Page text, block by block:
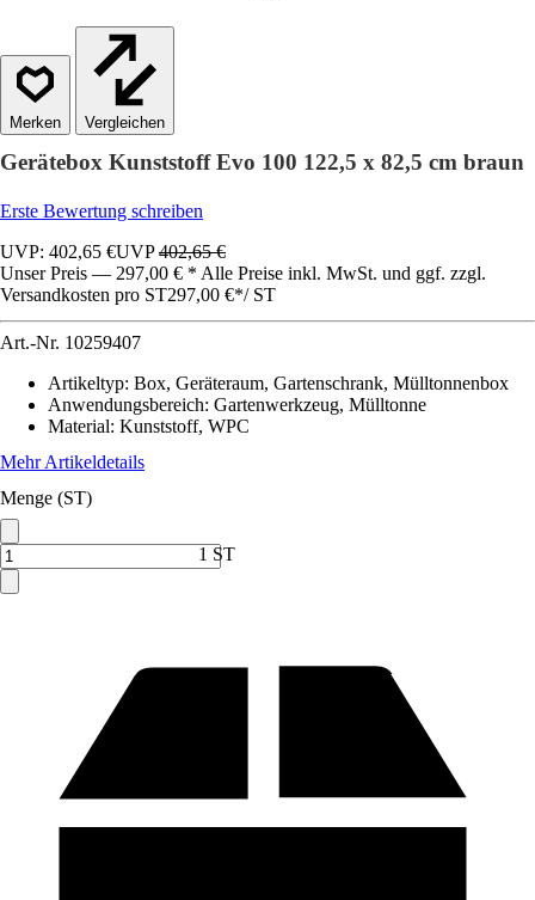
Vergleichen
Gerätebox Kunststoff Evo 100 122,5 x 82,5 cm braun
Erste Bewertung schreiben
UVP: 402,65 €UVP402,65 €
Unser Preis — 297,00 € * Alle Preise inkl. MwSt. und ggf. zzgl.
Versandkosten pro ST297,00 €*/ ST
Art.-Nr. 10259407
Artikeltyp: Box, Geräteraum, Gartenschrank, Mülltonnenbox
Anwendungsbereich: Gartenwerkzeug, Mülltonne
Material: Kunststoff, WPC
Mehr Artikeldetails
Menge (ST)
1 ST